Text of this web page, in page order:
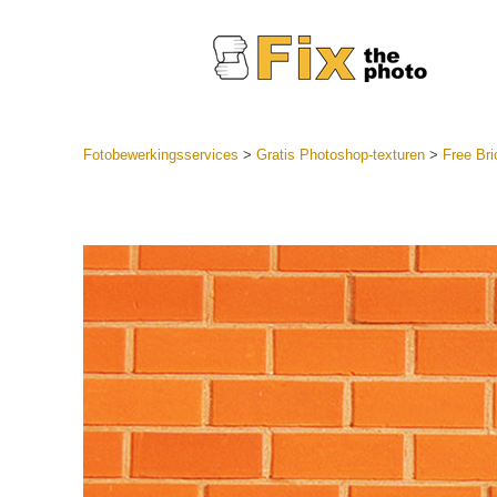
aanbieding
Mobiele
Fotobewerkingsservices > Gratis Photoshop-texturen> Free